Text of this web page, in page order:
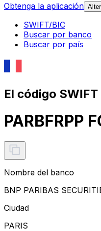
Obtenga la aplicación
SWIFT/BIC
Buscar por banco
Buscar por país
El código SWIFT
PARBFRPP
Nombre del banco
BNP PARIBAS
Ciudad
PARIS